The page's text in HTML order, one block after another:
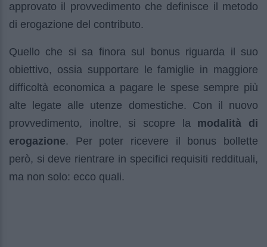
approvato il provvedimento che definisce il metodo
di erogazione del contributo.
Quello che si sa finora sul bonus riguarda il suo
obiettivo, ossia supportare le famiglie in maggiore
difficoltà economica a pagare le spese sempre più
alte legate alle utenze domestiche. Con il nuovo
provvedimento, inoltre, si scopre lamodalità di
erogazione. Per poter ricevere il bonus bollette
però, si deve rientrare in specifici requisiti reddituali,
ma non solo: ecco quali.